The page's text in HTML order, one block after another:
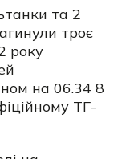
та 2
троє
року
на 06.34 8
ТГ-